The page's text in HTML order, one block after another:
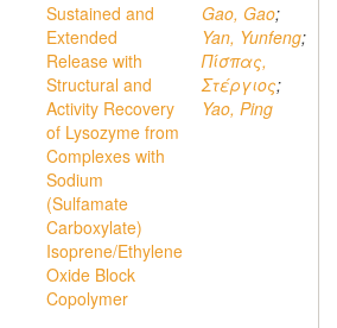
Sustained and
Extended
Release with
Structural and
Activity Recovery
of Lysozyme from
Complexes with
Sodium
(Sulfamate
Carboxylate)
Isoprene/Ethylene
Oxide Block
Copolymer
Gao, Gao;
Yan, Yunfeng;
Πίσπας,
Στέργιος;
Yao, Ping